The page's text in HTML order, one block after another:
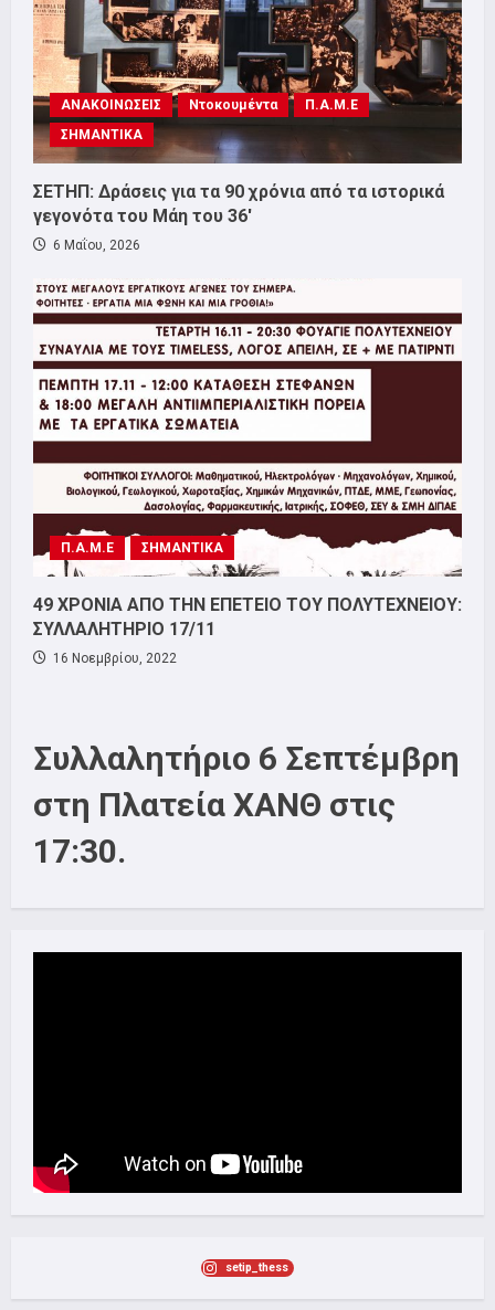
ΑΝΑΚΟΙΝΩΣΕΙΣ Ντοκουμέντα
Π.Α.Μ.Ε
ΣΗΜΑΝΤΙΚΑ
ΣΕΤΗΠ: Δράσεις για τα 90 χρόνια από τα ιστορικά
γεγονότα του Μάη του 36′
6 Μαΐου, 2026
Π.Α.Μ.Ε ΣΗΜΑΝΤΙΚΑ
49 ΧΡΟΝΙΑ ΑΠΟ ΤΗΝ ΕΠΕΤΕΙΟ ΤΟΥ ΠΟΛΥΤΕΧΝΕΙΟΥ:
ΣΥΛΛΑΛΗΤΗΡΙΟ 17/11
16 Νοεμβρίου, 2022
Συλλαλητήριο 6 Σεπτέμβρη
στη Πλατεία ΧΑΝΘ στις
17:30.
setip_thess